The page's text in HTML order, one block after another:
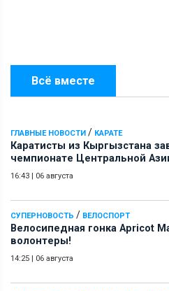
Всё вместе
ГЛАВНЫЕ НОВОСТИ / КАРАТЕ
Каратисты из Кыргызстана
чемпионате Центральной
16:43 | 06 августа
СУПЕРНОВОСТЬ / ВЕЛОСПОРТ
Велосипедная гонка Apricot
волонтеры!
14:25 | 06 августа